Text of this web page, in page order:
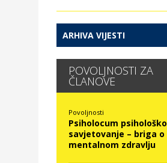
ARHIVA VIJESTI
POVOLJNOSTI ZA
ČLANOVE
Povoljnosti
Psiholocum psihološko
savjetovanje – briga o
mentalnom zdravlju